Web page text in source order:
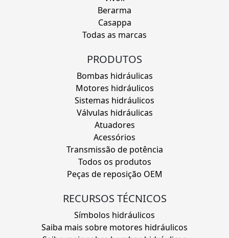
Berarma
Casappa
Todas as marcas
PRODUTOS
Bombas hidráulicas
Motores hidráulicos
Sistemas hidráulicos
Válvulas hidráulicas
Atuadores
Acessórios
Transmissão de potência
Todos os produtos
Peças de reposição OEM
RECURSOS TÉCNICOS
Símbolos hidráulicos
Saiba mais sobre motores hidráulicos